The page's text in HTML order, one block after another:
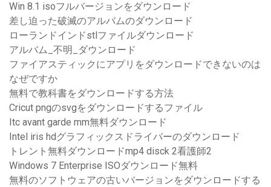
Win 8.1 isoフルバージョンをダウンロード
差し迫った破滅のアルバムのダウンロード
ローランドインドstlファイルダウンロード
アルバム_不明_ダウンロード
ファイアスティックにアプリをダウンロードできないのは
なぜですか
無料で教科書をダウンロードする方法
Cricut pngのsvgをダウンロードするファイル
Itc avant garde mm無料ダウンロード
Intel iris hdグラフィックスドライバーのダウンロード
トレント無料ダウンロードmp4 disck 2看護師2
Windows 7 Enterprise ISOダウンロード無料
無料のソフトウェアの古いバージョンをダウンロードする